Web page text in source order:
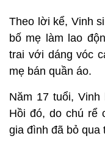
Theo lời kể, Vinh
bố mẹ làm lao
trai với dáng vóc
mẹ bán quần áo.
Năm 17 tuổi,
Hồi đó, do chú rể
gia đình đã bỏ qua